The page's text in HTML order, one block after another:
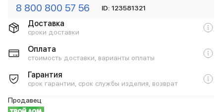
8 800 800 57 56 ID: 123581321
Доставка
сроки доставки
Оплата
стоимость доставки, варианты оплаты
Гарантия
срок гарантии, срок службы изделия, возврат
Продавец